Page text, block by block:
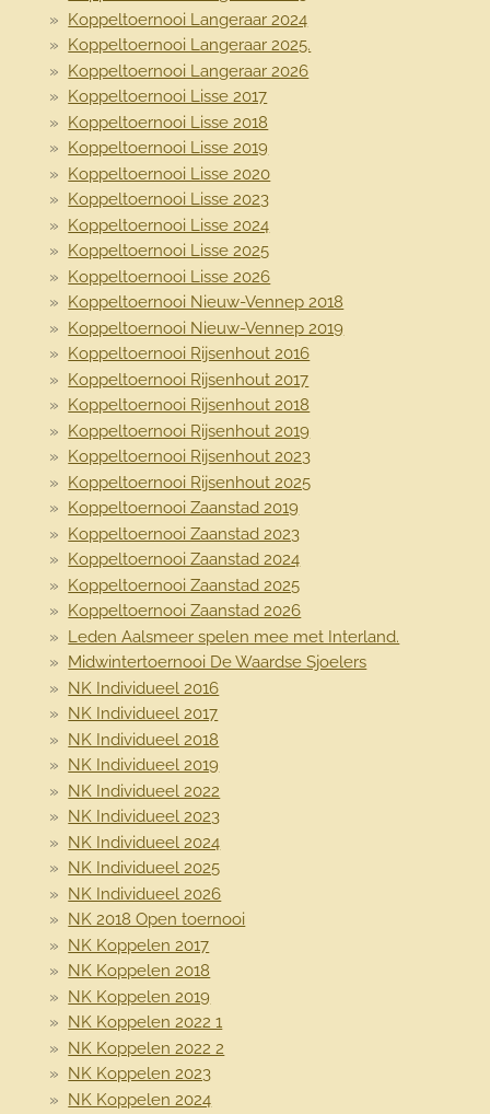
Koppeltoernooi Langeraar 2024
Koppeltoernooi Langeraar 2025.
Koppeltoernooi Langeraar 2026
Koppeltoernooi Lisse 2017
Koppeltoernooi Lisse 2018
Koppeltoernooi Lisse 2019
Koppeltoernooi Lisse 2020
Koppeltoernooi Lisse 2023
Koppeltoernooi Lisse 2024
Koppeltoernooi Lisse 2025
Koppeltoernooi Lisse 2026
Koppeltoernooi Nieuw-Vennep 2018
Koppeltoernooi Nieuw-Vennep 2019
Koppeltoernooi Rijsenhout 2016
Koppeltoernooi Rijsenhout 2017
Koppeltoernooi Rijsenhout 2018
Koppeltoernooi Rijsenhout 2019
Koppeltoernooi Rijsenhout 2023
Koppeltoernooi Rijsenhout 2025
Koppeltoernooi Zaanstad 2019
Koppeltoernooi Zaanstad 2023
Koppeltoernooi Zaanstad 2024
Koppeltoernooi Zaanstad 2025
Koppeltoernooi Zaanstad 2026
Leden Aalsmeer spelen mee met Interland.
Midwintertoernooi De Waardse Sjoelers
NK Individueel 2016
NK Individueel 2017
NK Individueel 2018
NK Individueel 2019
NK Individueel 2022
NK Individueel 2023
NK Individueel 2024
NK Individueel 2025
NK Individueel 2026
NK 2018 Open toernooi
NK Koppelen 2017
NK Koppelen 2018
NK Koppelen 2019
NK Koppelen 2022 1
NK Koppelen 2022 2
NK Koppelen 2023
NK Koppelen 2024